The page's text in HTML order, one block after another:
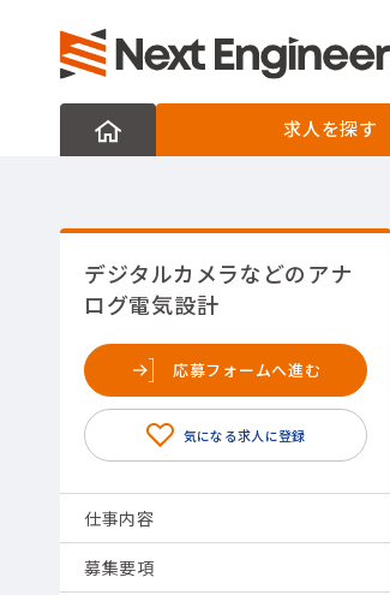
機械・電気・ITエンジニアの転職なら
求人を探す
デジタルカメラなどのアナ
ログ電気設計
応募フォームへ進む
仕事内容
募集要項